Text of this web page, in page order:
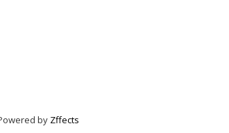
by Zffects